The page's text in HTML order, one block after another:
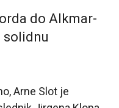
do Alkmar-
solidnu
Arne Slot je